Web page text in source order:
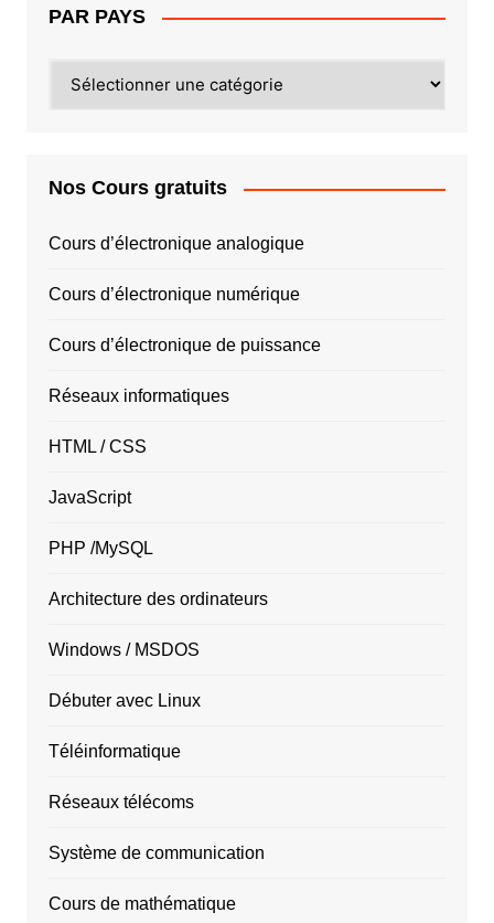
PAR PAYS
PAYS
Nos Cours gratuits
Cours d’électronique analogique
Cours d’électronique numérique
Cours d’électronique de puissance
Réseaux informatiques
HTML / CSS
JavaScript
PHP /MySQL
Architecture des ordinateurs
Windows / MSDOS
Débuter avec Linux
Téléinformatique
Réseaux télécoms
Système de communication
Cours de mathématique